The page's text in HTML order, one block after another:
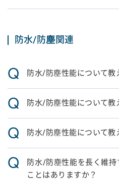
防水/防塵関連
Q 防水/防塵性能について教
Q 防水/防塵性能について教
Q 防水/防塵性能について教
Q
防水/防塵性能を長く維
ことはありますか？